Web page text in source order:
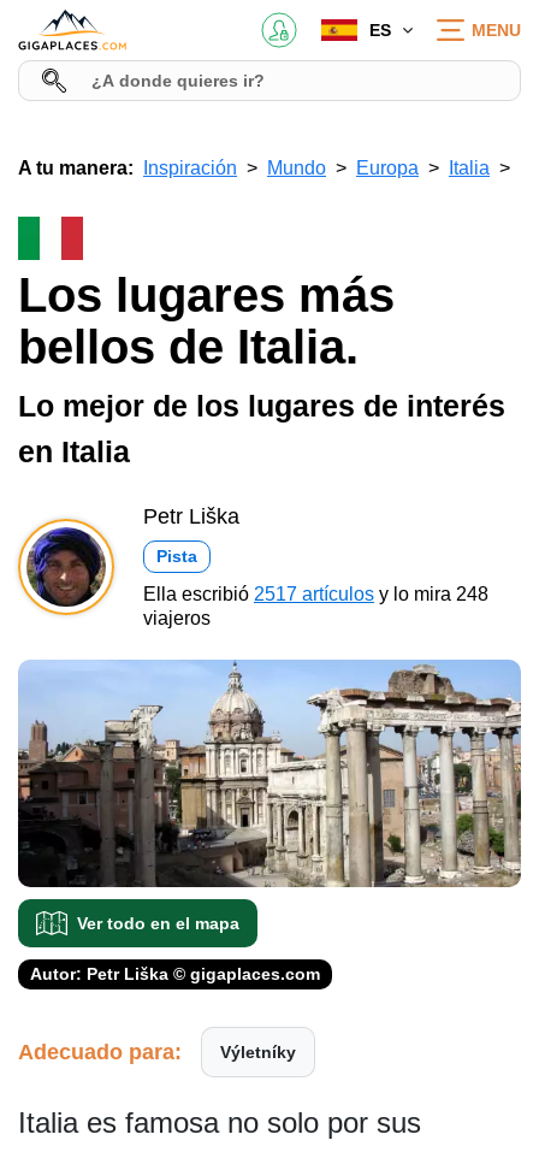
ES MENU
A tu manera: Inspiración Mundo Europa Italia
Los lugares más
bellos de Italia.
Lo mejor de los lugares de interés
en Italia
Petr Liška
Pista
Ella escribió 2517 artículos y lo mira 248
viajeros
Ver todo en el mapa
Autor: Petr Liška © gigaplaces.com
Adecuado para: Výletníky
Italia es famosa no solo por sus